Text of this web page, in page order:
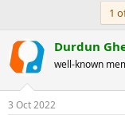
1
Durdun
well-known
3 Oct 2022